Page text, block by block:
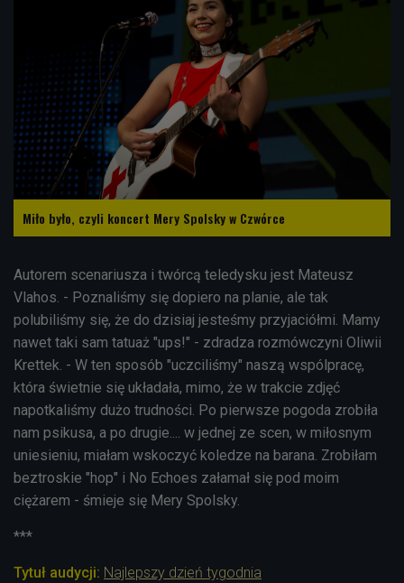
Miło było, czyli koncert Mery Spolsky w Czwórce
Autorem scenariusza i twórcą teledysku jest Mateusz
Vlahos. - Poznaliśmy się dopiero na planie, ale tak
polubiliśmy się, że do dzisiaj jesteśmy przyjaciółmi. Mamy
nawet taki sam tatuaż "ups!" - zdradza rozmówczyni Oliwii
Krettek. - W ten sposób "uczciliśmy" naszą wspólpracę,
która świetnie się układała, mimo, że w trakcie zdjęć
napotkaliśmy dużo trudności. Po pierwsze pogoda zrobiła
nam psikusa, a po drugie.... w jednej ze scen, w miłosnym
uniesieniu, miałam wskoczyć koledze na barana. Zrobiłam
beztroskie "hop" i No Echoes załamał się pod moim
ciężarem - śmieje się Mery Spolsky.
***
Tytuł audycji: Najlepszy dzień tygodnia